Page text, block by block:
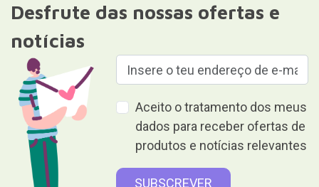
Desfrute das nossas ofertas e
notícias
Aceito o tratamento dos meus
dados para receber ofertas de
produtos e notícias relevantes